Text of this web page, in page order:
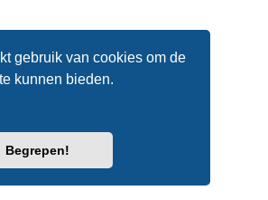
gebruik van cookies om de
kunnen bieden.
Begrepen!